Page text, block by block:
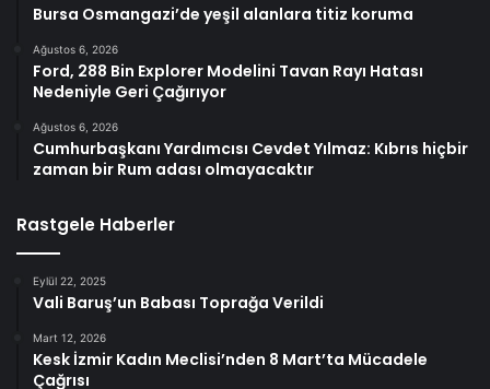
Bursa Osmangazi’de yeşil alanlara titiz koruma
Ağustos 6, 2026
Ford, 288 Bin Explorer Modelini Tavan Rayı Hatası
Nedeniyle Geri Çağırıyor
Ağustos 6, 2026
Cumhurbaşkanı Yardımcısı Cevdet Yılmaz: Kıbrıs hiçbir
zaman bir Rum adası olmayacaktır
Rastgele Haberler
Eylül 22, 2025
Vali Baruş’un Babası Toprağa Verildi
Mart 12, 2026
Kesk İzmir Kadın Meclisi’nden 8 Mart’ta Mücadele
Çağrısı